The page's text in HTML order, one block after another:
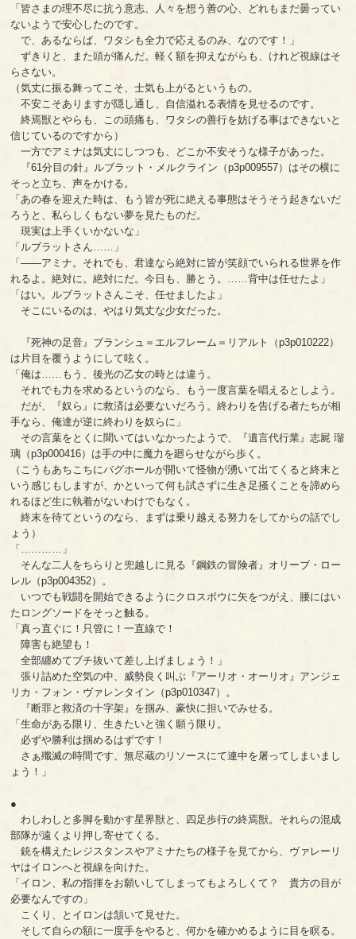
「皆さまの理不尽に抗う意志、人々を想う善の心、どれもまだ曇ってい
ないようで安心したのです。
で、あるならば、ワタシも全力で応えるのみ、なのです！」
ずきりと、また頭が痛んだ。軽く額を抑えながらも、けれど視線はそ
らさない。
（気丈に振る舞ってこそ、士気も上がるというもの。
不安こそありますが隠し通し、自信溢れる表情を見せるのです。
終焉獣とやらも、この頭痛も、ワタシの善行を妨げる事はできないと
信じているのですから）
一方でアミナは気丈にしつつも、どこか不安そうな様子があった。
『61分目の針』ルブラット・メルクライン（p3p009557）はその横に
そっと立ち、声をかける。
「あの春を迎えた時は、もう皆が死に絶える事態はそうそう起きないだ
ろうと、私らしくもない夢を見たものだ。
現実は上手くいかないな」
「ルブラットさん……」
「――アミナ。それでも、君達なら絶対に皆が笑顔でいられる世界を作
れるよ。絶対に。絶対にだ。今日も、勝とう。……背中は任せたよ」
「はい。ルブラットさんこそ、任せましたよ」
そこにいるのは、やはり気丈な少女だった。
『死神の足音』ブランシュ＝エルフレーム＝リアルト（p3p010222）
は片目を覆うようにして呟く。
「俺は……もう、後光の乙女の時とは違う。
それでも力を求めるというのなら、もう一度言葉を唱えるとしよう。
だが、『奴ら』に救済は必要ないだろう。終わりを告げる者たちが相
手なら、俺達が逆に終わりを奴らに」
その言葉をとくに聞いてはいなかったようで、『遺言代行業』志屍 瑠
璃（p3p000416）は手の中に魔力を廻らせながら歩く。
（こうもあちこちにバグホールが開いて怪物が湧いて出てくると終末と
いう感じもしますが、かといって何も試さずに生き足掻くことを諦めら
れるほど生に執着がないわけでもなく。
終末を待てというのなら、まずは乗り越える努力をしてからの話でし
ょう）
「…………」
そんな二人をちらりと兜越しに見る『鋼鉄の冒険者』オリーブ・ロー
レル（p3p004352）。
いつでも戦闘を開始できるようにクロスボウに矢をつがえ、腰にはい
たロングソードをそっと触る。
「真っ直ぐに！只管に！一直線で！
障害も絶望も！
全部纏めてブチ抜いて差し上げましょう！」
張り詰めた空気の中、威勢良く叫ぶ『アーリオ・オーリオ』アンジェ
リカ・フォン・ヴァレンタイン（p3p010347）。
『断罪と救済の十字架』を掴み、豪快に担いでみせる。
「生命がある限り、生きたいと強く願う限り。
必ずや勝利は掴めるはずです！
さぁ殲滅の時間です、無尽蔵のリソースにて連中を屠ってしまいまし
ょう！」
●
わしわしと多脚を動かす星界獣と、四足歩行の終焉獣。それらの混成
部隊が遠くより押し寄せてくる。
銃を構えたレジスタンスやアミナたちの様子を見てから、ヴァレーリ
ヤはイロンへと視線を向けた。
「イロン、私の指揮をお願いしてしまってもよろしくて？ 貴方の目が
必要なんですの」
こくり、とイロンは頷いて見せた。
そして自らの額に一度手をやると、何かを確かめるように目を瞑る。